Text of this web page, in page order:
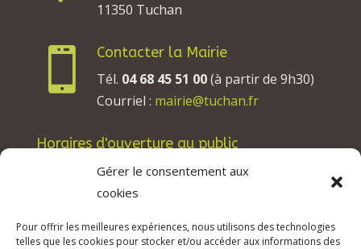
Gérer le consentement aux
cookies
Pour offrir les meilleures expériences, nous utilisons des technologies
telles que les cookies pour stocker et/ou accéder aux informations des
11350 Tuchan

Contacter la Mairie
Tél. 04 68 45 51 00(à partir de 9h30)
Courriel : mairie@tuchan.fr
Horaires d'ouverture au public
Les lundis, mardis et jeudis : de 8h à 12h et de
13h30 à 17h30.
Les vendredis : de 8h à 12h.